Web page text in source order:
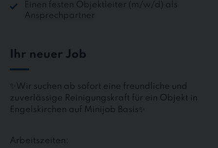
Einen festen Objektleiter (m/w/d) als
Ansprechpartner
Ihr neuer Job
✨Wir suchen ab sofort eine freundliche und
zuverlässige Reinigungskraft für ein Objekt in
Engelskirchen auf Minijob Basis✨
Arbeitszeiten: